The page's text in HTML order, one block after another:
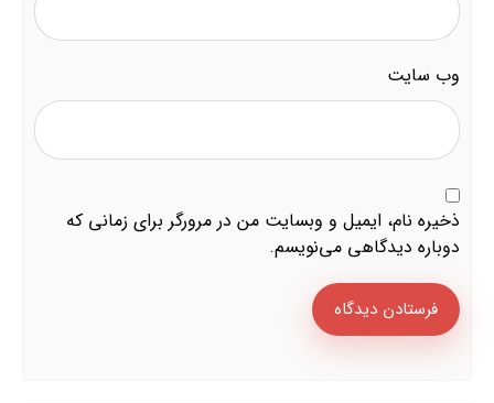
وب‌ سایت
ذخیره نام، ایمیل و وبسایت من در مرورگر برای زمانی که
دوباره دیدگاهی می‌نویسم.
فرستادن دیدگاه